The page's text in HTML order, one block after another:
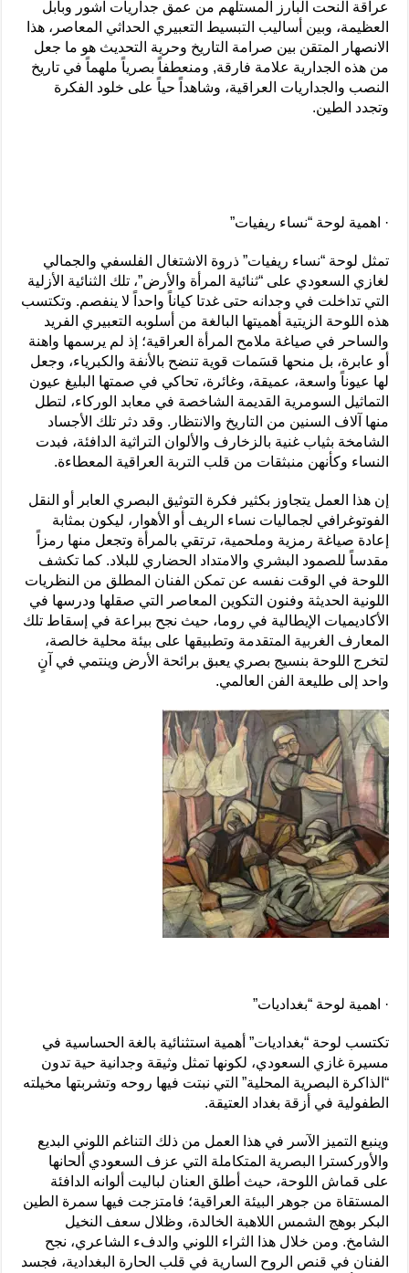
عراقة النحت البارز المستلهم من عمق جداريات آشور وبابل
العظيمة، وبين أساليب التبسيط التعبيري الحداثي المعاصر، هذا
الانصهار المتقن بين صرامة التاريخ وحرية التحديث هو ما جعل
من هذه الجدارية علامة فارقة, ومنعطفاً بصرياً ملهماً في تاريخ
النصب والجداريات العراقية، وشاهداً حياً على خلود الفكرة
وتجدد الطين.
· اهمية لوحة “نساء ريفيات”
تمثل لوحة “نساء ريفيات” ذروة الاشتغال الفلسفي والجمالي
لغازي السعودي على “ثنائية المرأة والأرض”، تلك الثنائية الأزلية
التي تداخلت في وجدانه حتى غدتا كياناً واحداً لا ينفصم. وتكتسب
هذه اللوحة الزيتية أهميتها البالغة من أسلوبه التعبيري الفريد
والساحر في صياغة ملامح المرأة العراقية؛ إذ لم يرسمها واهنة
أو عابرة، بل منحها قسَمات قوية تنضح بالأنفة والكبرياء، وجعل
لها عيوناً واسعة، عميقة، وغائرة، تحاكي في صمتها البليغ عيون
التماثيل السومرية القديمة الشاخصة في معابد الوركاء، لتطل
منها آلاف السنين من التاريخ والانتظار. وقد دثر تلك الأجساد
الشامخة بثياب غنية بالزخارف والألوان التراثية الدافئة، فبدت
النساء وكأنهن منبثقات من قلب التربة العراقية المعطاءة.
إن هذا العمل يتجاوز بكثير فكرة التوثيق البصري العابر أو النقل
الفوتوغرافي لجماليات نساء الريف أو الأهوار، ليكون بمثابة
إعادة صياغة رمزية وملحمية، ترتقي بالمرأة وتجعل منها رمزاً
مقدساً للصمود البشري والامتداد الحضاري للبلاد. كما تكشف
اللوحة في الوقت نفسه عن تمكن الفنان المطلق من النظريات
اللونية الحديثة وفنون التكوين المعاصر التي صقلها ودرسها في
الأكاديميات الإيطالية في روما، حيث نجح ببراعة في إسقاط تلك
المعارف الغربية المتقدمة وتطبيقها على بيئة محلية خالصة،
لتخرج اللوحة بنسيج بصري يعبق برائحة الأرض وينتمي في آنٍ
واحد إلى طليعة الفن العالمي.
· اهمية لوحة “بغداديات”
تكتسب لوحة “بغداديات” أهمية استثنائية بالغة الحساسية في
مسيرة غازي السعودي، لكونها تمثل وثيقة وجدانية حية تدون
“الذاكرة البصرية المحلية” التي نبتت فيها روحه وتشربتها مخيلته
الطفولية في أزقة بغداد العتيقة.
وينبع التميز الآسر في هذا العمل من ذلك التناغم اللوني البديع
والأوركسترا البصرية المتكاملة التي عزف السعودي ألحانها
على قماش اللوحة، حيث أطلق العنان لباليت ألوانه الدافئة
المستقاة من جوهر البيئة العراقية؛ فامتزجت فيها سمرة الطين
البكر بوهج الشمس اللاهبة الخالدة، وظلال سعف النخيل
الشامخ. ومن خلال هذا الثراء اللوني والدفء الشاعري، نجح
الفنان في قنص الروح السارية في قلب الحارة البغدادية، فجسد